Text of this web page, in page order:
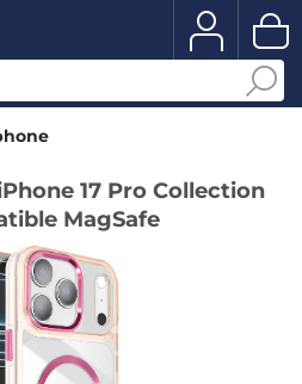
17 Pro Collection
MagSafe